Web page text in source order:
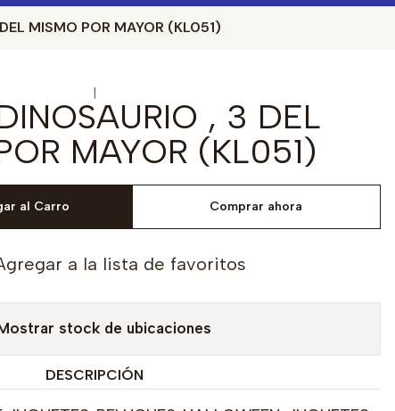
MISMO POR MAYOR (KL051)
|
, 3 DEL
MAYOR (KL051)
al Carro Comprar ahora
a la lista de favoritos
stock de ubicaciones
DESCRIPCIÓN